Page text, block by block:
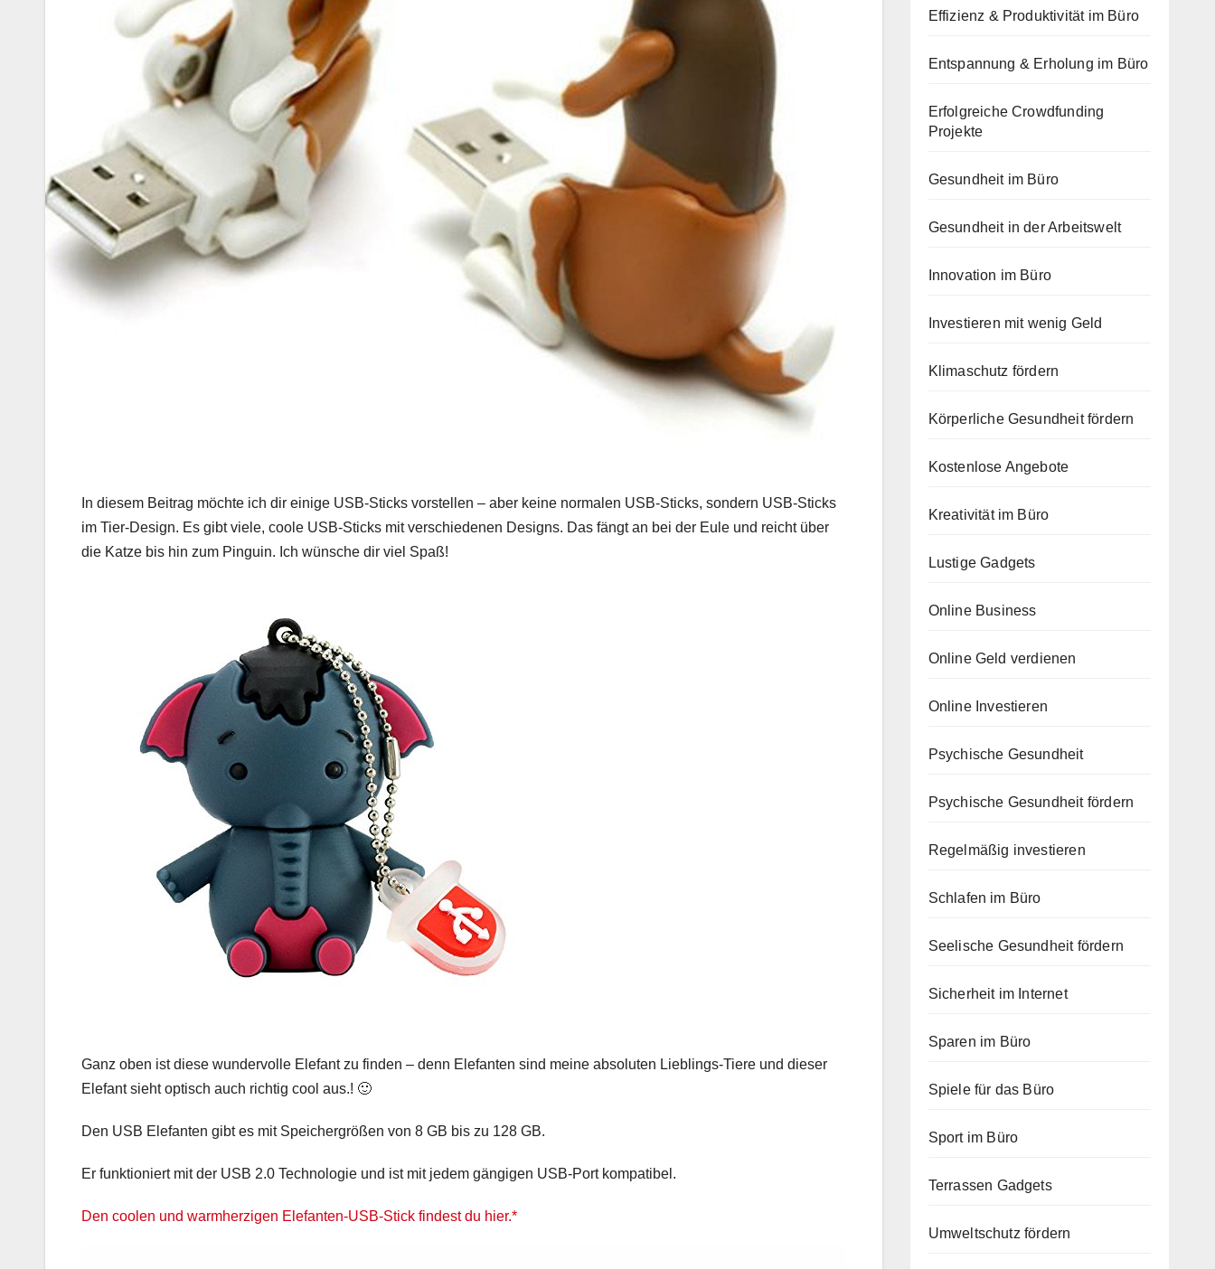
In diesem Beitrag möchte ich dir einige USB-Sticks vorstellen – aber keine normalen USB-Sticks, sondern USB-Sticks
im Tier-Design. Es gibt viele, coole USB-Sticks mit verschiedenen Designs. Das fängt an bei der Eule und reicht über
die Katze bis hin zum Pinguin. Ich wünsche dir viel Spaß!
Ganz oben ist diese wundervolle Elefant zu finden – denn Elefanten sind meine absoluten Lieblings-Tiere und dieser
Elefant sieht optisch auch richtig cool aus.! 🙂
Den USB Elefanten gibt es mit Speichergrößen von 8 GB bis zu 128 GB.
Er funktioniert mit der USB 2.0 Technologie und ist mit jedem gängigen USB-Port kompatibel.
Den coolen und warmherzigen Elefanten-USB-Stick findest du hier.*
Effizienz & Produktivität im Büro
Entspannung & Erholung im Büro
Erfolgreiche Crowdfunding
Projekte
Gesundheit im Büro
Gesundheit in der Arbeitswelt
Innovation im Büro
Investieren mit wenig Geld
Klimaschutz fördern
Körperliche Gesundheit fördern
Kostenlose Angebote
Kreativität im Büro
Lustige Gadgets
Online Business
Online Geld verdienen
Online Investieren
Psychische Gesundheit
Psychische Gesundheit fördern
Regelmäßig investieren
Schlafen im Büro
Seelische Gesundheit fördern
Sicherheit im Internet
Sparen im Büro
Spiele für das Büro
Sport im Büro
Terrassen Gadgets
Umweltschutz fördern